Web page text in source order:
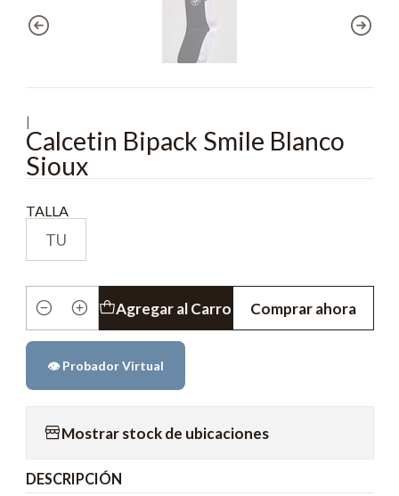
|
Calcetin Bipack Smile Blanco
Sioux
TALLA
TU
Cantidad
Agregar al Carro Comprar ahora
👁️ Probador Virtual
Mostrar stock de ubicaciones
DESCRIPCIÓN